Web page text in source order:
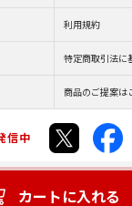
カートに入れる
利用規約
特定商取引法に
商品のご提案は
信中